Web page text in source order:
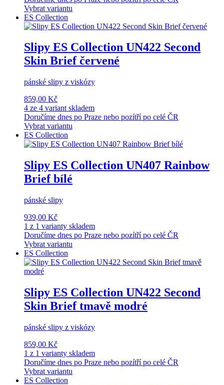
Vybrat variantu
ES Collection
Slipy ES Collection UN422 Second
Skin Brief červené
pánské slipy z viskózy
859,00 Kč
4 ze 4 variant skladem
Doručíme dnes po Praze nebo pozítří po celé ČR
Vybrat variantu
ES Collection
Slipy ES Collection UN407 Rainbow
Brief bílé
pánské slipy
939,00 Kč
1 z 1 varianty skladem
Doručíme dnes po Praze nebo pozítří po celé ČR
Vybrat variantu
ES Collection
Slipy ES Collection UN422 Second
Skin Brief tmavě modré
pánské slipy z viskózy
859,00 Kč
1 z 1 varianty skladem
Doručíme dnes po Praze nebo pozítří po celé ČR
Vybrat variantu
ES Collection